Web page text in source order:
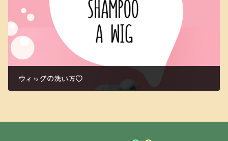
ウィッグの洗い方♡